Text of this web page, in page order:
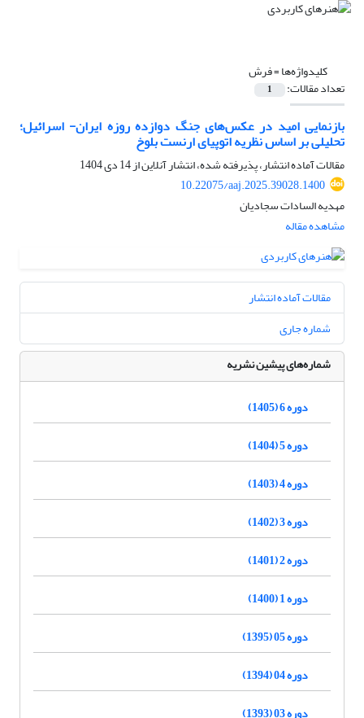
کلیدواژه‌ها =فرش
تعداد مقالات: 1
بازنمایی امید در عکس‌های جنگ دوازده روزه ایران- اسرائیل؛
تحلیلی بر اساس نظریه اتوپیای ارنست بلوخ
مقالات آماده انتشار، پذیرفته شده، انتشار آنلاین از14 دی 1404
10.22075/aaj.2025.39028.1400
مهدیه السادات سجادیان
مشاهده مقاله
مقالات آماده انتشار
شماره جاری
شماره‌های پیشین نشریه
دوره 6 (1405)
دوره 5 (1404)
دوره 4 (1403)
دوره 3 (1402)
دوره 2 (1401)
دوره 1 (1400)
دوره 05 (1395)
دوره 04 (1394)
دوره 03 (1393)